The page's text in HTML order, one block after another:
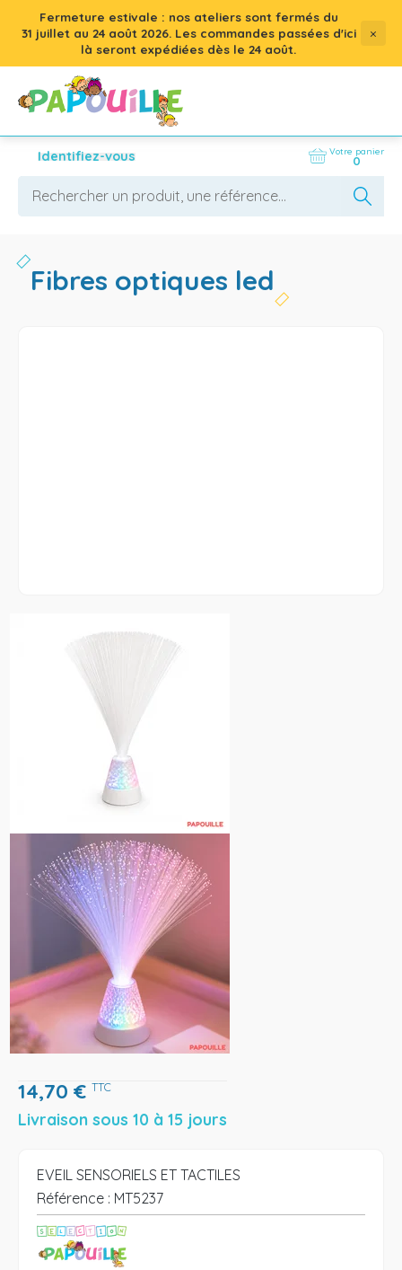
Fermeture estivale : nos ateliers sont fermés du
31 juillet au 24 août 2026. Les commandes passées d'ici
là seront expédiées dès le 24 août.
×
Identifiez-vous Votre panier
0
fibres optiques led
14,70 € TTC
Livraison sous 10 à 15 jours
EVEIL SENSORIELS ET TACTILES
Référence : MT5237